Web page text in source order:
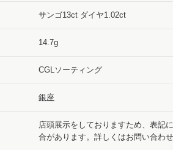
サンゴ13ct ダイヤ1.02ct
14.7g
CGLソーティング
銀座
店頭展示をしておりますため、表記
合があります。詳しくはお問い合わせ